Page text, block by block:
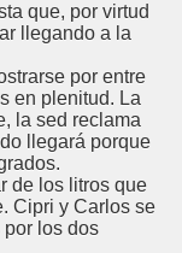
que, por virtud
llegando a la
por entre
en plenitud. La
la sed reclama
llegará porque
de los litros que
Cipri y Carlos se
por los dos